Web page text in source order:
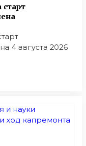
4 августа 2026